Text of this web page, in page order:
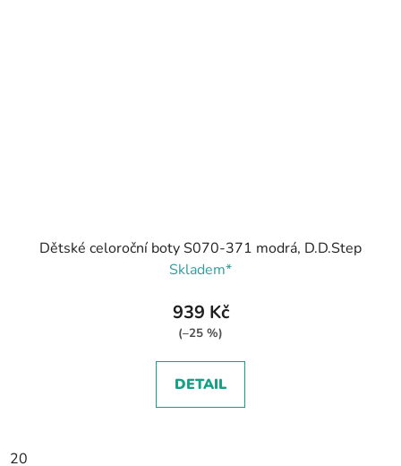
Dětské celoroční boty S070-371 modrá, D.D.Step
Skladem*
939 Kč
(–25 %)
DETAIL
20